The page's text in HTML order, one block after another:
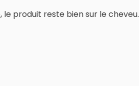
produit reste bien sur le cheveu.